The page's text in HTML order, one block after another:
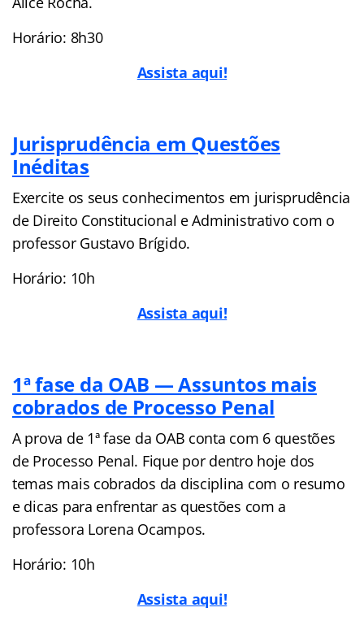
Horário: 8h30
Assista aqui!
Jurisprudência em Questões
Inéditas
Exercite os seus conhecimentos em jurisprudência
de Direito Constitucional e Administrativo com o
professor Gustavo Brígido.
Horário: 10h
Assista aqui!
1ª fase da OAB — Assuntos mais
cobrados de Processo Penal
A prova de 1ª fase da OAB conta com 6 questões
de Processo Penal. Fique por dentro hoje dos
temas mais cobrados da disciplina com o resumo
e dicas para enfrentar as questões com a
professora Lorena Ocampos.
Horário: 10h
Assista aqui!